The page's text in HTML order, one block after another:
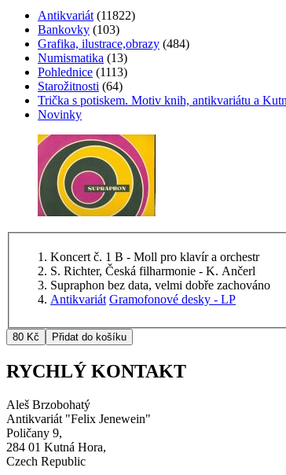
Antikvariát (11822)
Bankovky (103)
Grafika, ilustrace,obrazy (484)
Numismatika (13)
Pohlednice (1113)
Starožitnosti (64)
Trička s potiskem. Motiv knih, antikvariátu a
Novinky
Koncert č. 1 B - Moll pro klavír a orchestr
S. Richter, Česká filharmonie - K. Ančerl
Supraphon bez data, velmi dobře zachováno
Antikvariát Gramofonové desky - LP
RYCHLÝ KONTAKT
Aleš Brzobohatý
Antikvariát "Felix Jenewein"
Poličany 9,
284 01 Kutná Hora,
Czech Republic